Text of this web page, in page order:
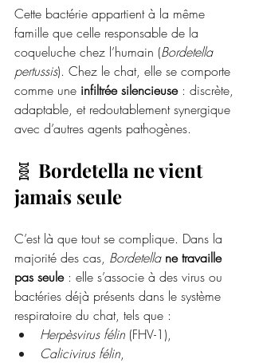
Cette bactérie appartient à la même
famille que celle responsable de la
coqueluche chez l’humain (Bordetella
pertussis). Chez le chat, elle se comporte
comme une infiltrée silencieuse : discrète,
adaptable, et redoutablement synergique
avec d’autres agents pathogènes.
🧬 Bordetella ne vient
jamais seule
C’est là que tout se complique. Dans la
majorité des cas, Bordetella ne travaille
pas seule : elle s’associe à des virus ou
bactéries déjà présents dans le système
respiratoire du chat, tels que :
Herpèsvirus félin (FHV-1),
Calicivirus félin,